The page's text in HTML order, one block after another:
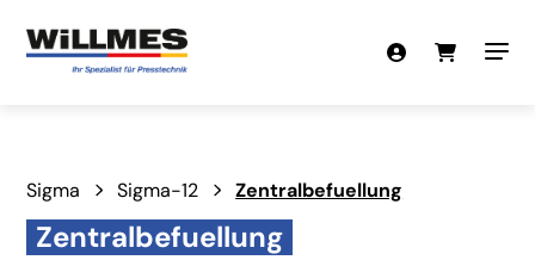
Sigma Sigma-12 Zentralbefuellung
Zentralbefuellung